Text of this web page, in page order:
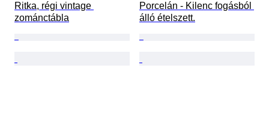
Ritka, régi vintage
zománctábla
Porcelán - Kilenc fogásból
álló ételszett.